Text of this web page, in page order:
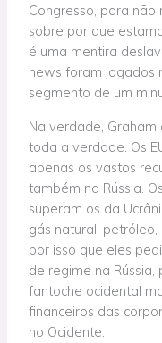
Congresso, para
sobre por que
é uma mentira
news foram jogados
segmento de um
Na verdade,
toda a verdade. Os
apenas os vastos
também na Rússia.
superam os da
gás natural,
por isso que eles
de regime na Rússia,
fantoche ocidental
financeiros das
no Ocidente.